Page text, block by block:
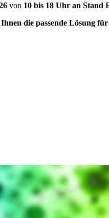
von 10 bis 18 Uhr an Stand
die passende Lösung